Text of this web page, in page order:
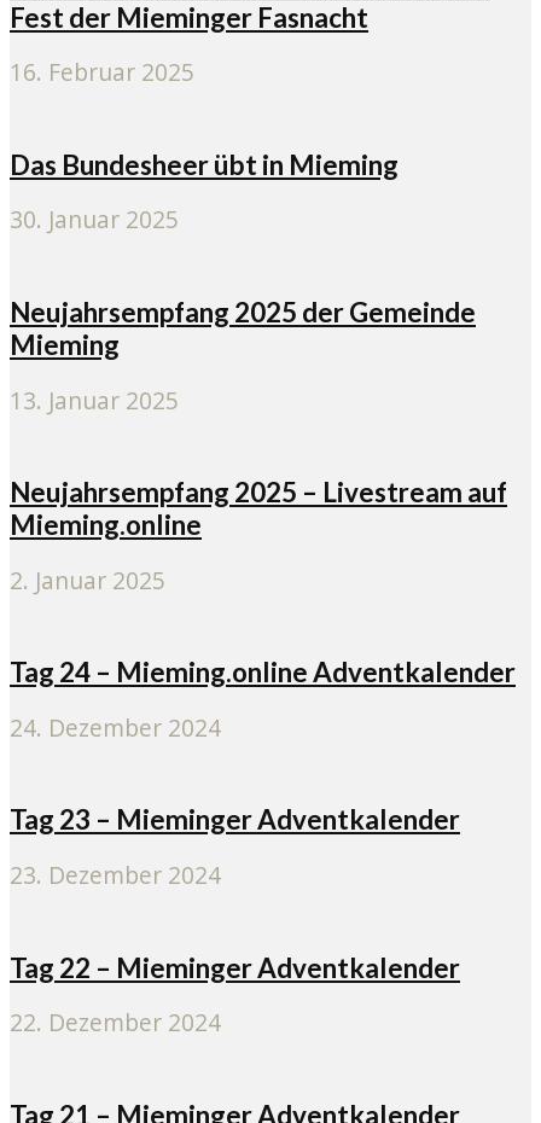
Fest der Mieminger Fasnacht
16. Februar 2025
Das Bundesheer übt in Mieming
30. Januar 2025
Neujahrsempfang 2025 der Gemeinde
Mieming
13. Januar 2025
Neujahrsempfang 2025 – Livestream auf
Mieming.online
2. Januar 2025
Tag 24 – Mieming.online Adventkalender
24. Dezember 2024
Tag 23 – Mieminger Adventkalender
23. Dezember 2024
Tag 22 – Mieminger Adventkalender
22. Dezember 2024
Tag 21 – Mieminger Adventkalender